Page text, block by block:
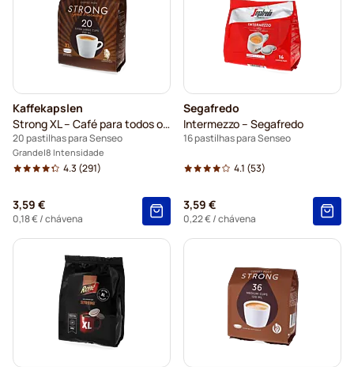
Kaffekapslen
Strong XL – Café para todos os dias
20 pastilhas para Senseo
Grande 8 Intensidade
4.3 (291)
3,59 €
0,18 €/ chávena
Segafredo
Intermezzo – Segafredo
16 pastilhas para Senseo
4.1 (53)
3,59 €
0,22 €/ chávena